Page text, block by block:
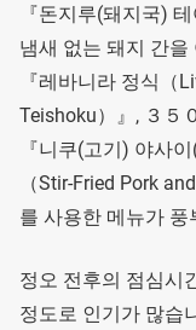
『돈지루(돼지국)
냄새 없는 돼지 간
『레바니라 정식（
Teishoku）』, ３５
『니쿠(고기) 야사
（Stir-Fried Pork
를 사용한 메뉴가 풍
정오 전후의 점심시
정도로 인기가 많습